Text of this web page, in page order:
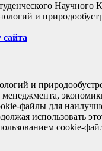
Научного
и
и
файлы для
использовать
cookie-